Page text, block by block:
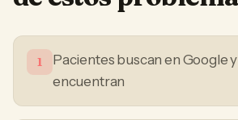
1
Pacientes buscan en Google
encuentran